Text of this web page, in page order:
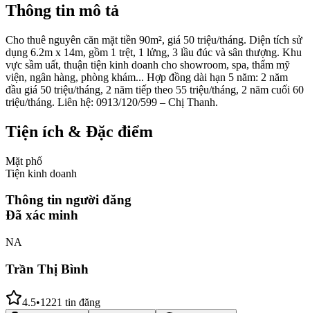
Thông tin mô tả
Cho thuê nguyên căn mặt tiền 90m², giá 50 triệu/tháng. Diện tích sử
dụng 6.2m x 14m, gồm 1 trệt, 1 lửng, 3 lầu đúc và sân thượng. Khu
vực sầm uất, thuận tiện kinh doanh cho showroom, spa, thẩm mỹ
viện, ngân hàng, phòng khám... Hợp đồng dài hạn 5 năm: 2 năm
đầu giá 50 triệu/tháng, 2 năm tiếp theo 55 triệu/tháng, 2 năm cuối 60
triệu/tháng. Liên hệ: 0913/120/599 – Chị Thanh.
Tiện ích & Đặc điểm
Mặt phố
Tiện kinh doanh
Thông tin người đăng
Đã xác minh
NA
Trần Thị Bình
4.5•1221 tin đăng